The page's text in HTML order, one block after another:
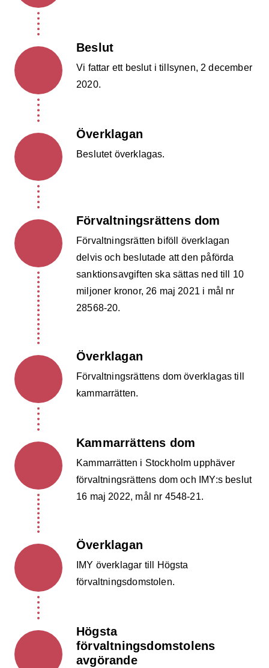
Beslut
Vi fattar ett beslut i tillsynen, 2 december
2020.
Överklagan
Beslutet överklagas.
Förvaltningsrättens dom
Förvaltningsrätten biföll överklagan
delvis och beslutade att den påförda
sanktionsavgiften ska sättas ned till 10
miljoner kronor, 26 maj 2021 i mål nr
28568-20.
Överklagan
Förvaltningsrättens dom överklagas till
kammarrätten.
Kammarrättens dom
Kammarrätten i Stockholm upphäver
förvaltningsrättens dom och IMY:s beslut
16 maj 2022, mål nr 4548-21.
Överklagan
IMY överklagar till Högsta
förvaltningsdomstolen.
Högsta
förvaltningsdomstolens
avgörande